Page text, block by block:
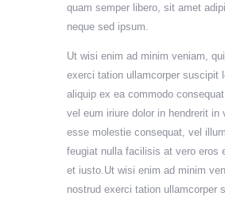
quam semper libero, sit amet
neque sed ipsum.
Ut wisi enim ad minim veniam,
exerci tation ullamcorper suscipit
aliquip ex ea commodo
vel eum iriure dolor in hendrerit in
esse molestie consequat, vel
feugiat nulla facilisis at vero eros
et iusto.Ut wisi enim ad minim
nostrud exerci tation ullamcorper